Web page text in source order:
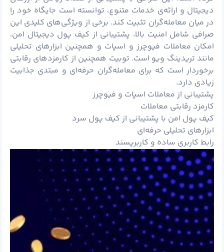
دیجیتال و ارائه‌ی خدمات متنوع، توانسته است جایگاه خود را
در میان معامله‌گران تثبیت کند. برخی از ویژگی‌های کلیدی این
صرافی شامل امنیت بالا، پشتیبانی از کیف پول دیجیتال امن،
امکان معاملات فیوچرز و اسپات و همچنین ابزارهای تحلیلی
مانند تریدینگ ویو است. توبیت همچنین از کارمزدهای رقابتی
برخوردار است که برای معامله‌گران حرفه‌ای و مبتدی جذابیت
زیادی دارد.
پشتیبانی از معاملات اسپات و فیوچرز
کارمزد رقابتی معاملات
کیف پول امن با پشتیبانی از کیف پول سرد
ابزارهای تحلیلی حرفه‌ای
رابط کاربری ساده و کاربرپسند